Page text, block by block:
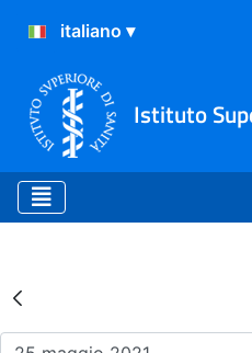
Istituto
Risultati